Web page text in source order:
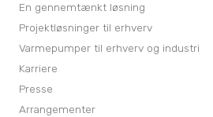
En gennemtænkt løsning
Projektløsninger til erhverv
Varmepumper til erhverv og industri
Karriere
Presse
Arrangementer